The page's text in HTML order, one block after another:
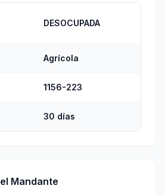
DESOCUPADA
Agrícola
1156-223
30 días
Mandante